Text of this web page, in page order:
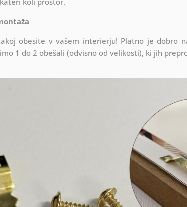
obesite v vašem interierju! Platno je dobro
1 do 2 obešali (odvisno od velikosti), ki jih